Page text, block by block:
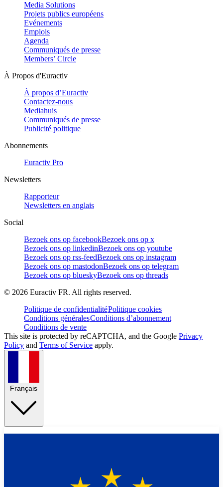
Media Solutions
Projets publics européens
Evénements
Emplois
Agenda
Communiqués de presse
Members’ Circle
À Propos d'Euractiv
À propos d’Euractiv
Contactez-nous
Mediahuis
Communiqués de presse
Publicité politique
Abonnements
Euractiv Pro
Newsletters
Rapporteur
Newsletters en anglais
Social
Bezoek ons op facebookBezoek ons op x
Bezoek ons op linkedinBezoek ons op youtube
Bezoek ons op rss-feedBezoek ons op instagram
Bezoek ons op mastodonBezoek ons op telegram
Bezoek ons op blueskyBezoek ons op threads
© 2026 Euractiv FR. All rights reserved.
Politique de confidentialitéPolitique cookies
Conditions généralesConditions d’abonnement
Conditions de vente
This site is protected by reCAPTCHA, and the Google Privacy
Policy and Terms of Service apply.
Français